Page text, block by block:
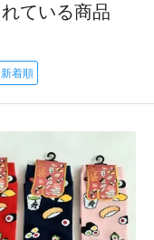
ている商品
新着順